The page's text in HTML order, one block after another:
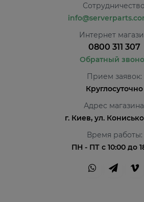
Интернет
0800 311 307
Обратный
Прием заявок:
Круглосуточно
Адрес
г. Киев, ул.
Время работы:
ПН - ПТ с 10:00 до